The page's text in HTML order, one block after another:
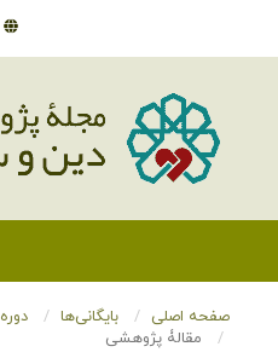
صفحه اصلی بایگانی‌ها
دوره 6 شماره 4 (2020): زمستان
مقالۀ پژوهشی